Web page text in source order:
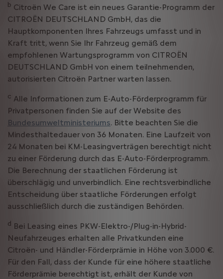
b Citroën We Care ist ein neues Garantie-Programm der
CITROËN DEUTSCHLAND GmbH, das die
Hauptkomponenten Ihres Fahrzeugs umfasst und in
Kraft tritt, wenn Sie Ihr Fahrzeug gemäß dem
empfohlenen Wartungsprogramm von CITROËN
DEUTSCHLAND GmbH von einem teilnehmenden,
autorisierten Citroën Partner warten lassen.
c Alle Informationen zum E-Auto-Förderprogramm für
Privatpersonen finden Sie auf der Website des
Bundesumweltministeriums. Bitte beachten Sie die
Mindesthaltedauer von 36 Monaten. Eine Laufzeit von
24 Monaten bei KM-Leasingverträgen berechtigt nicht
zu einer Förderung durch das E-Auto-Förderprogramm.
Die Berechnung der staatlichen Förderung ist
überschlägig und unverbindlich. Eine rechtsverbindliche
Entscheidung über staatliche Förderungen erfolgt
ausschließlich durch die zuständigen Behörden.
d Bei Leasing eines PKW-Elektro-/Plug-in-Hybrid-
Neufahrzeuges erhalten alle Privatkunden eine
Citroën- und Händler-Förderprämie in Höhe von 3.000 €.
Für den Fall, dass der Kunde für eine höhere staatliche
Förderprämie berechtigt ist, erhält der Kunde von